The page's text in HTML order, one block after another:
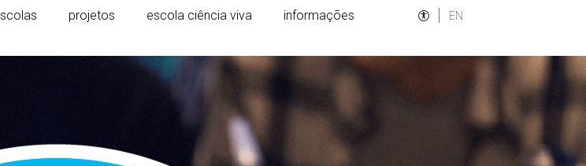
projetos escola ciência viva informações EN